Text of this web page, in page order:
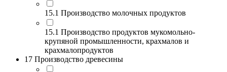
15.1 Производство молочных продуктов
15.1 Производство продуктов мукомольно-
крупяной промышленности, крахмалов и
крахмалопродуктов
17 Производство древесины